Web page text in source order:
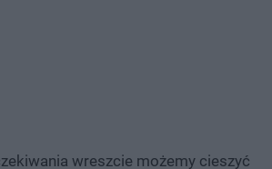
wreszcie możemy cieszyć